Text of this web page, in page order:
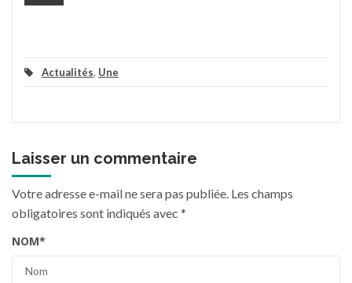
Actualités, Une
Laisser un commentaire
Votre adresse e-mail ne sera pas publiée. Les champs
obligatoires sont indiqués avec *
NOM*